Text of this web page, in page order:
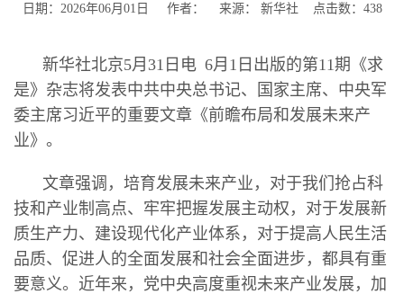
日期：2026年06月01日 作者： 来源： 新华社 点击数： 438
新华社北京5月31日电 6月1日出版的第11期《求
是》杂志将发表中共中央总书记、国家主席、中央军
委主席习近平的重要文章《前瞻布局和发展未来产
业》。
文章强调，培育发展未来产业，对于我们抢占科
技和产业制高点、牢牢把握发展主动权，对于发展新
质生产力、建设现代化产业体系，对于提高人民生活
品质、促进人的全面发展和社会全面进步，都具有重
要意义。近年来，党中央高度重视未来产业发展，加